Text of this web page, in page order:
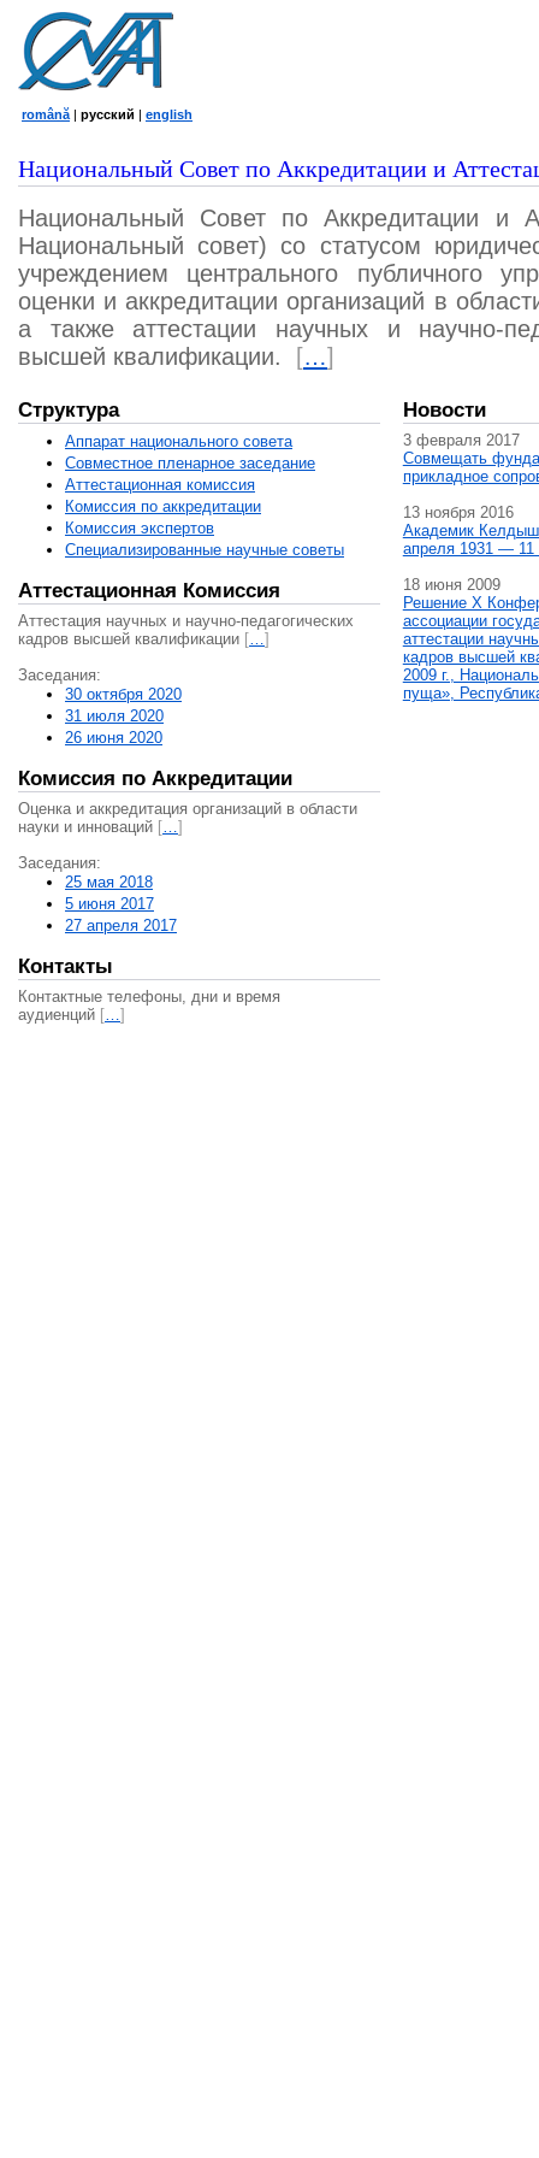
română | русский | english
Национальный Совет по Аккредитации и
Национальный Совет по Аккредитации и
Национальный совет) со статусом
учреждением центрального публичного
оценки и аккредитации организаций в
а также аттестации научных и научно-
высшей квалификации.
[…]
Структура
Аппарат национального совета
Совместное пленарное заседание
Аттестационная комисcия
Комиссия по аккредитации
Комиссия экспертов
Специализированные научные советы
Аттестационная Комиссия
Аттестация научных и научно-педагогических
кадров высшей квалификации […]
Заседания:
30 октября 2020
31 июля 2020
26 июня 2020
Комиссия по Аккредитации
Оценка и аккредитация организаций в области
науки и инноваций […]
Заседания:
25 мая 2018
5 июня 2017
27 апреля 2017
Контакты
Контактные телефоны, дни и время
аудиенций […]
Новости
3 февраля 2017
Совмещать
прикладное
13 ноября 2016
Академик
апреля 1931 — 11
18 июня 2009
Решение X
ассоциации
аттестации
кадров высшей
2009 г.,
пуща»,